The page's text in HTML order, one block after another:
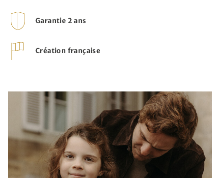
Garantie 2 ans
Création française